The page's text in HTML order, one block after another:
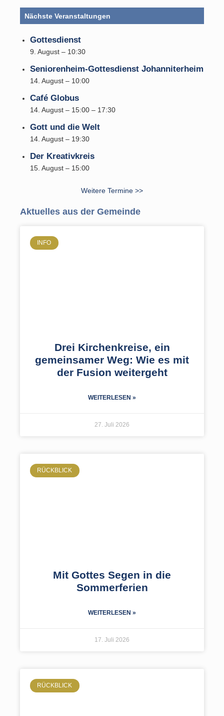
Nächste Veranstaltungen
Gottesdienst
9. August – 10:30
Seniorenheim-Gottesdienst Johanniterheim
14. August – 10:00
Café Globus
14. August – 15:00 – 17:30
Gott und die Welt
14. August – 19:30
Der Kreativkreis
15. August – 15:00
Weitere Termine >>
Aktuelles aus der Gemeinde
INFO
Drei Kirchenkreise, ein
gemeinsamer Weg: Wie es mit
der Fusion weitergeht
WEITERLESEN »
27. Juli 2026
RÜCKBLICK
Mit Gottes Segen in die
Sommerferien
WEITERLESEN »
17. Juli 2026
RÜCKBLICK